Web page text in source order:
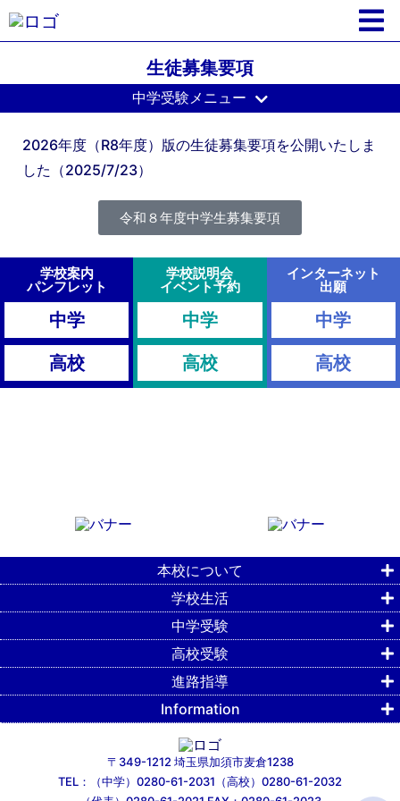
生徒募集要項
中学受験メニュー
2026年度（R8年度）版の生徒募集要項を公開いたしま
した（2025/7/23）
令和８年度中学生募集要項
学校案内
パンフレット
中学
高校
学校説明会
イベント予約
中学
高校
インターネット
出願
中学
高校
〒349-1212 埼玉県加須市麦倉1238
TEL：（中学）0280-61-2031（高校）0280-61-2032
本校について
学校生活
中学受験
高校受験
進路指導
Information